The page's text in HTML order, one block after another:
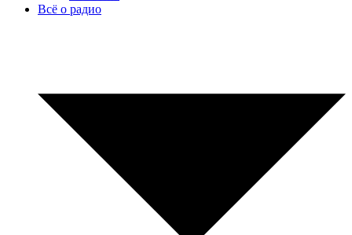
Всё о радио